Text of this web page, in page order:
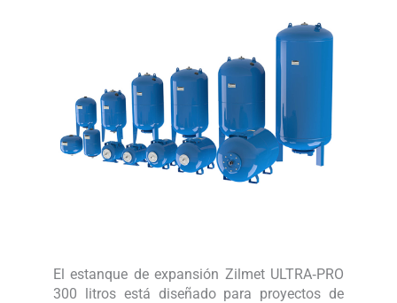
El estanque de expansión Zilmet ULTRA‑PRO
300 litros está diseñado para proyectos de